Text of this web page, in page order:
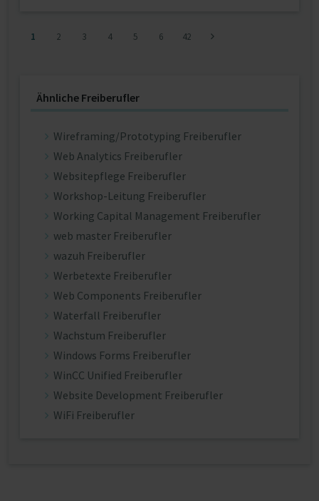
1 2 3 4 5 6 42
Ähnliche Freiberufler
Wireframing/Prototyping Freiberufler
Web Analytics Freiberufler
Websitepflege Freiberufler
Workshop-Leitung Freiberufler
Working Capital Management Freiberufler
web master Freiberufler
wazuh Freiberufler
Werbetexte Freiberufler
Web Components Freiberufler
Waterfall Freiberufler
Wachstum Freiberufler
Windows Forms Freiberufler
WinCC Unified Freiberufler
Website Development Freiberufler
WiFi Freiberufler